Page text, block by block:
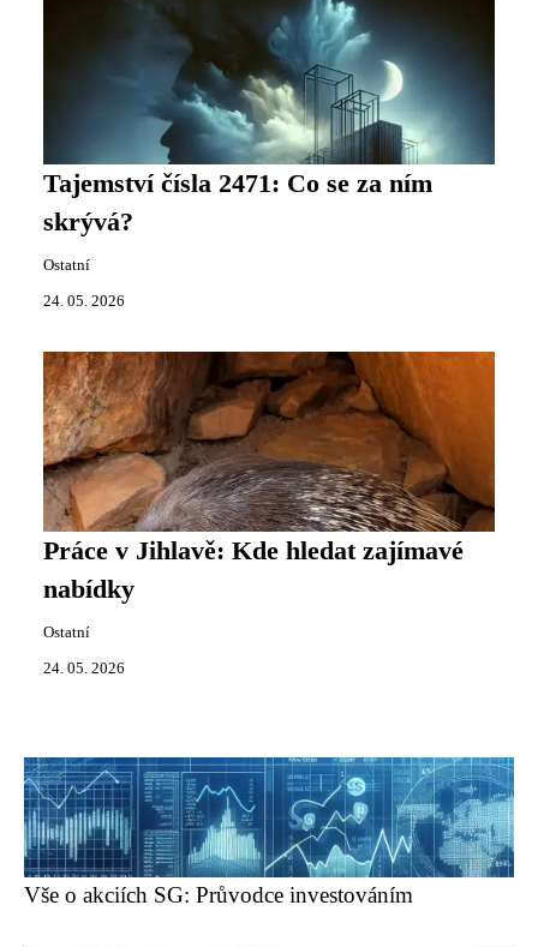
Tajemství čísla 2471: Co se za ním
skrývá?
Ostatní
24. 05. 2026
Práce v Jihlavě: Kde hledat zajímavé
nabídky
Ostatní
24. 05. 2026
Vše o akciích SG: Průvodce investováním